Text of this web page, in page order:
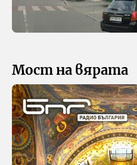
Мост на вярата